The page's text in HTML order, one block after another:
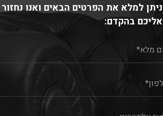
ניתן למלא את הפרטים הבאים ואנו נחזור
אליכם בהקדם: